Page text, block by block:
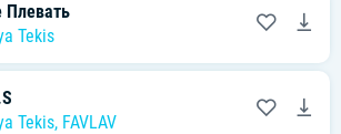
Плевать
Tekis
Tekis, FAVLAV